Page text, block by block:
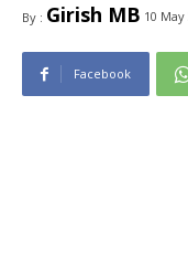
By : Girish MB 10 May
Facebook